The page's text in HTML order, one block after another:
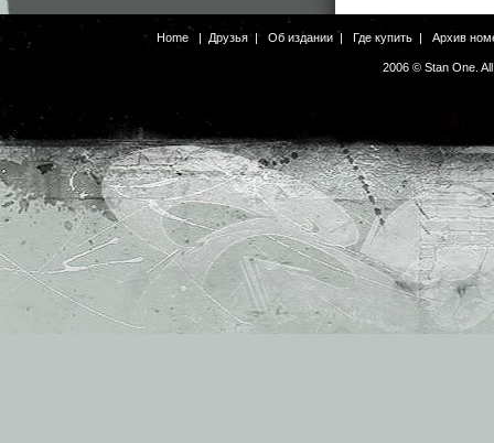
Home | Друзья| Об издании | Где купить | Архив
2006 © Stan One.